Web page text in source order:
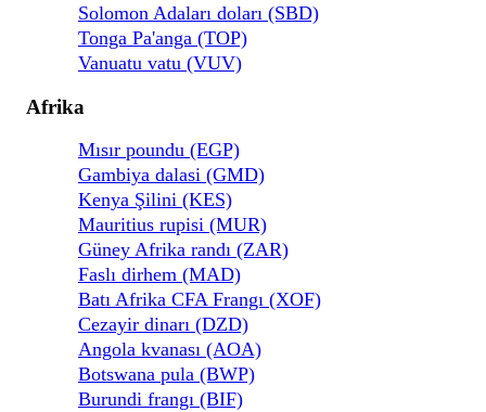
Solomon Adaları doları (SBD)
Tonga Pa'anga (TOP)
Vanuatu vatu (VUV)
Afrika
Mısır poundu (EGP)
Gambiya dalasi (GMD)
Kenya Şilini (KES)
Mauritius rupisi (MUR)
Güney Afrika randı (ZAR)
Faslı dirhem (MAD)
Batı Afrika CFA Frangı (XOF)
Cezayir dinarı (DZD)
Angola kvanası (AOA)
Botswana pula (BWP)
Burundi frangı (BIF)